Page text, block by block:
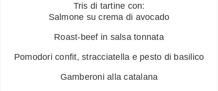
Tris di tartine con:
Salmone su crema di avocado
Roast-beef in salsa tonnata
Pomodori confit, stracciatella e pesto di basilico
Gamberoni alla catalana